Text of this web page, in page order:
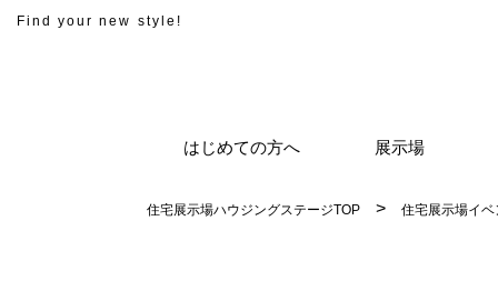
Find your new style!
はじめての方へ 展示場
住宅展示場ハウジングステージTOP 住宅展示場イ